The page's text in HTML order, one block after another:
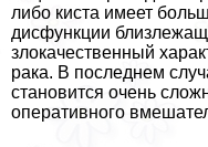
либо киста имеет
дисфункции
злокачественный
paка. В последнем
становится очень
оперативного